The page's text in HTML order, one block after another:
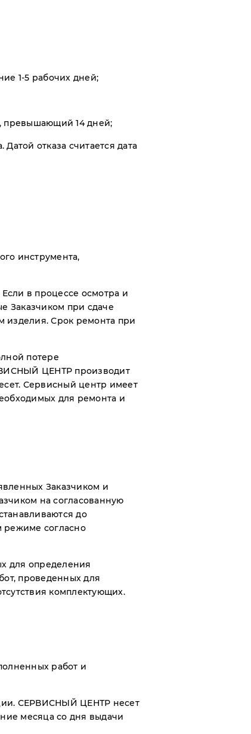
1-5 рабочих дней;
превышающий 14 дней;
отказа считается дата
инструмента,
в процессе осмотра и
Заказчиком при сдаче
изделия. Срок ремонта при
потере
ЦЕНТР производит
Сервисный центр имеет
для ремонта и
Заказчиком и
на согласованную
до
режиме согласно
для определения
проведенных для
комплектующих.
работ и
СЕРВИСНЫЙ ЦЕНТР несет
месяца со дня выдачи